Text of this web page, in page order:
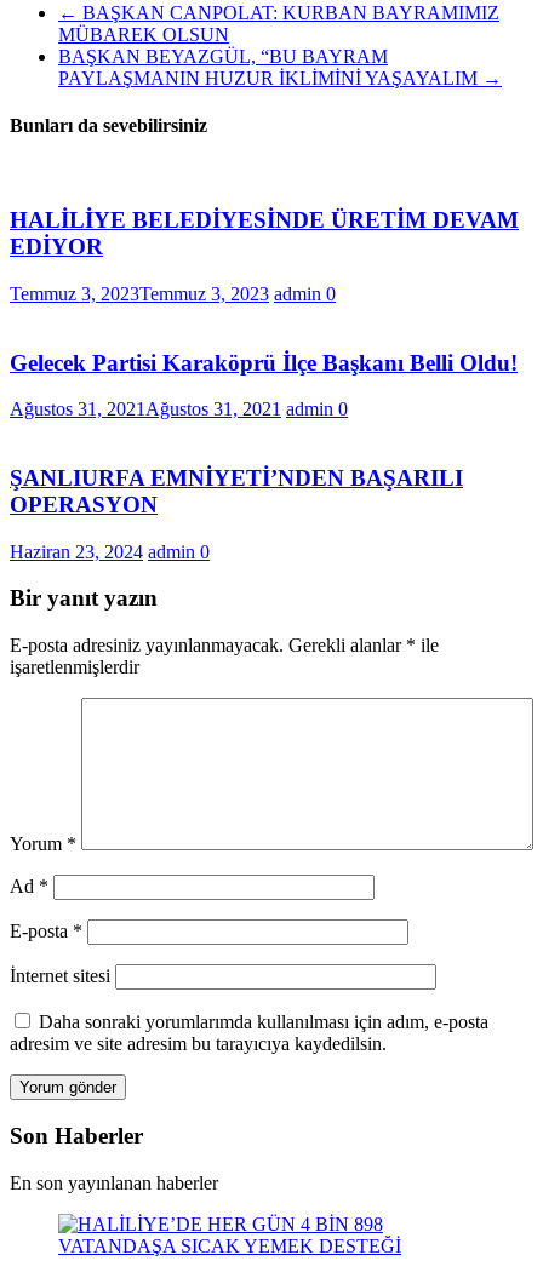
← BAŞKAN CANPOLAT: KURBAN BAYRAMIMIZ
MÜBAREK OLSUN
BAŞKAN BEYAZGÜL, “BU BAYRAM
PAYLAŞMANIN HUZUR İKLİMİNİ YAŞAYALIM →
Bunları da sevebilirsiniz
HALİLİYE BELEDİYESİNDE ÜRETİM DEVAM
EDİYOR
Temmuz 3, 2023Temmuz 3, 2023 admin 0
Gelecek Partisi Karaköprü İlçe Başkanı Belli Oldu!
Ağustos 31, 2021 Ağustos 31, 2021 admin 0
ŞANLIURFA EMNİYETİ’NDEN BAŞARILI
OPERASYON
Haziran 23, 2024 admin 0
Bir yanıt yazın
E-posta adresiniz yayınlanmayacak. Gerekli alanlar * ile
işaretlenmişlerdir
Yorum *
Ad *
E-posta *
İnternet sitesi
Daha sonraki yorumlarımda kullanılması için adım, e-posta
adresim ve site adresim bu tarayıcıya kaydedilsin.
Son Haberler
En son yayınlanan haberler